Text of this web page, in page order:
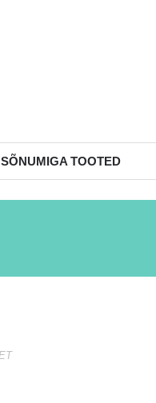
SÕNUMIGA TOOTED